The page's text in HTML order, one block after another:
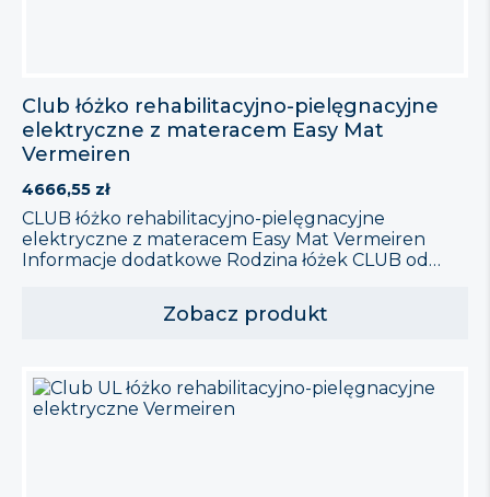
Club łóżko rehabilitacyjno-pielęgnacyjne
elektryczne z materacem Easy Mat
Vermeiren
4666,55 zł
CLUB łóżko rehabilitacyjno-pielęgnacyjne
elektryczne z materacem Easy Mat Vermeiren
Informacje dodatkowe Rodzina łóżek CLUB od
zaprojektowana, aby sprostać potrzebom zarówno
pacjentów, jak i ich opiekunów. Oto kluczowe
adaptację dzięki sterowaniu pilotem, co zwiększa
komfort i wygodę użytkowania. Funkcja
Zobacz produkt